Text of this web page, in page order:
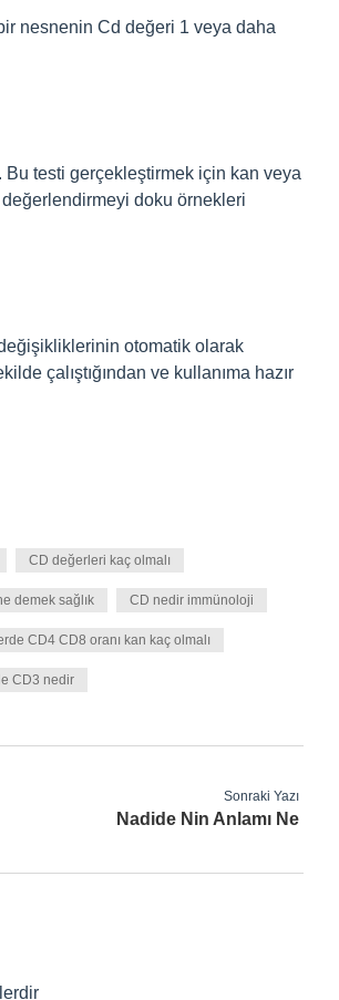
nesnenin Cd değeri 1 veya daha
Bu testi gerçekleştirmek için kan veya
doku örnekleri
otomatik olarak
çalıştığından ve kullanıma hazır
CD değerleri kaç olmalı
demek sağlık CD nedir immünoloji
CD4 CD8 oranı kan kaç olmalı
CD3 nedir
Sonraki Yazı
Nadide Nin Anlamı Ne